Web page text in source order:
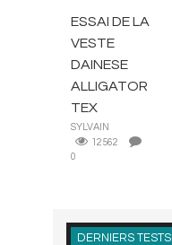
ESSAI DE LA
VESTE
DAINESE
ALLIGATOR
TEX
SYLVAIN
12562
0
DERNIERS TESTS